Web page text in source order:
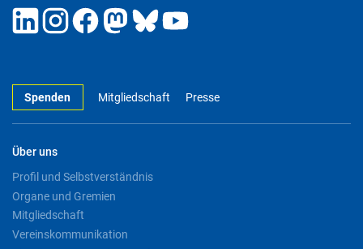
Spenden Mitgliedschaft Presse
Über uns
Profil und Selbstverständnis
Organe und Gremien
Mitgliedschaft
Vereinskommunikation